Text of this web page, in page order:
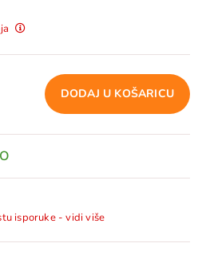
DODAJ U KOŠARICU
isporuke - vidi više